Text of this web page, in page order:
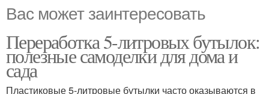
Вас может заинтересовать
Переработка 5-литровых бутылок:
полезные самоделки для дома и
сада
Пластиковые 5-литровые бутылки часто оказываются в